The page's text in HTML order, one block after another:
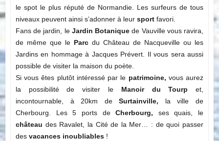
le spot le plus réputé de Normandie. Les surfeurs de tous
niveaux peuvent ainsi s’adonner à leur sportfavori.
Fans de jardin, le Jardin Botanique de Vauville vous ravira,
de même que le Parcdu Château de Nacqueville ou les
Jardins en hommage à Jacques Prévert. Il vous sera aussi
possible de visiter la maison du poète.
Si vous êtes plutôt intéressé par le patrimoine, vous aurez
la possibilité de visiter le Manoir du Tourp et,
incontournable, à 20km deSurtainville, la ville de
Cherbourg. Les 5 ports deCherbourg, ses quais, le
château des Ravalet, la Cité de la Mer… : de quoi passer
des vacances inoubliables!